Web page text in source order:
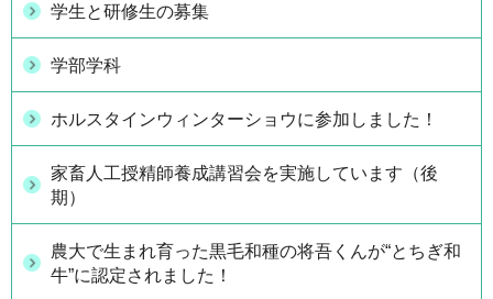
学生と研修生の募集
学部学科
ホルスタインウィンターショウに参加しました！
家畜人工授精師養成講習会を実施しています（後
期）
農大で生まれ育った黒毛和種の将吾くんが“とちぎ和
牛”に認定されました！